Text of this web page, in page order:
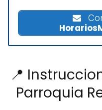
📍
Parroquia